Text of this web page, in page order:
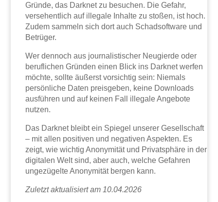
Gründe, das Darknet zu besuchen. Die Gefahr,
versehentlich auf illegale Inhalte zu stoßen, ist hoch.
Zudem sammeln sich dort auch Schadsoftware und
Betrüger.
Wer dennoch aus journalistischer Neugierde oder
beruflichen Gründen einen Blick ins Darknet werfen
möchte, sollte äußerst vorsichtig sein: Niemals
persönliche Daten preisgeben, keine Downloads
ausführen und auf keinen Fall illegale Angebote
nutzen.
Das Darknet bleibt ein Spiegel unserer Gesellschaft
– mit allen positiven und negativen Aspekten. Es
zeigt, wie wichtig Anonymität und Privatsphäre in der
digitalen Welt sind, aber auch, welche Gefahren
ungezügelte Anonymität bergen kann.
Zuletzt aktualisiert am 10.04.2026